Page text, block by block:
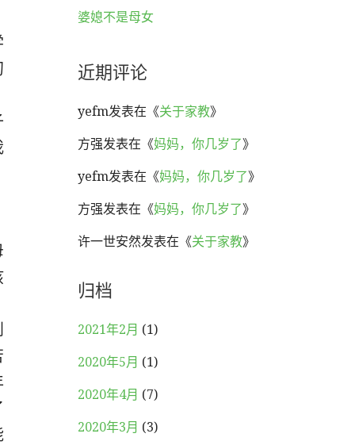
婆媳不是母女
近期评论
yefm发表在《关于家教》
方强发表在《妈妈，你几岁了》
yefm发表在《妈妈，你几岁了》
方强发表在《妈妈，你几岁了》
许一世安然发表在《关于家教》
归档
2021年2月 (1)
2020年5月 (1)
2020年4月 (7)
2020年3月 (3)